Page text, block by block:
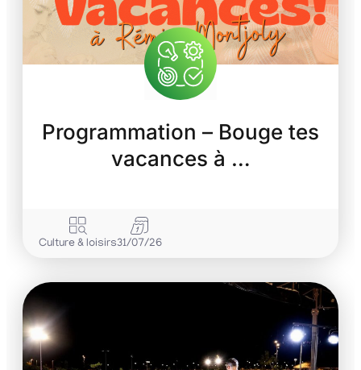
Programmation – Bouge tes
vacances à …
Culture & loisirs31/07/26